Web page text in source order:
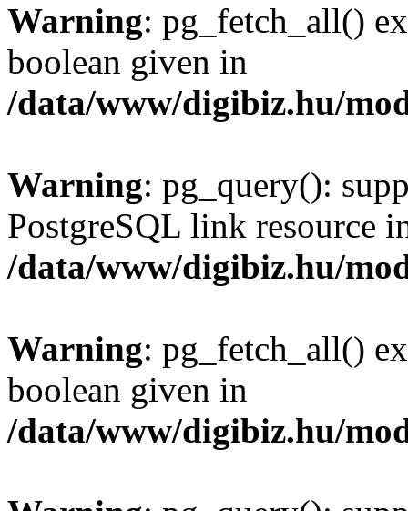
Warning: pg_fetch_all()
boolean given in
/data/www/digibiz.hu/
Warning: pg_query():
PostgreSQL link resource
/data/www/digibiz.hu/
Warning: pg_fetch_all()
boolean given in
/data/www/digibiz.hu/